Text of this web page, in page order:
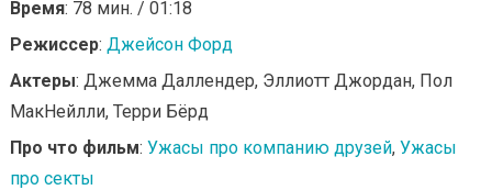
Время: 78 мин. / 01:18
Режиссер: Джейсон Форд
Актеры: Джемма Даллендер, Эллиотт Джордан, Пол
МакНейлли, Терри Бёрд
Про что фильм: Ужасы про компанию друзей, Ужасы
про секты